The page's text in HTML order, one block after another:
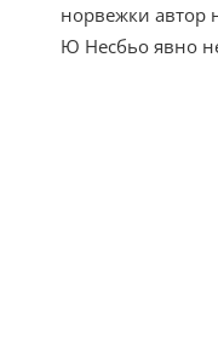
норвежки автор
Ю Несбьо явно